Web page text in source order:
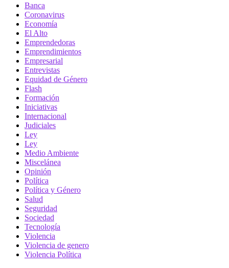
Banca
Coronavirus
Economía
El Alto
Emprendedoras
Emprendimientos
Empresarial
Entrevistas
Equidad de Género
Flash
Formación
Iniciativas
Internacional
Judiciales
Ley
Ley
Medio Ambiente
Miscelánea
Opinión
Política
Política y Género
Salud
Seguridad
Sociedad
Tecnología
Violencia
Violencia de genero
Violencia Política